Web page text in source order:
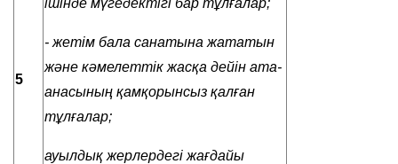
5
- жетім бала санатына жататын
және кәмелеттік жасқа дейін ата-
анасының қамқорынсыз қалған
тұлғалар;
ауылдық жерлердегі жағдайы